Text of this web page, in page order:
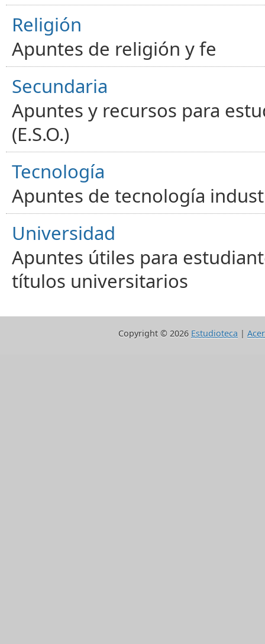
Religión
Apuntes de religión y fe
Secundaria
Apuntes y recursos para
(E.S.O.)
Tecnología
Apuntes de tecnología
Universidad
Apuntes útiles para
títulos universitarios
Copyright © 2026 Estudioteca |